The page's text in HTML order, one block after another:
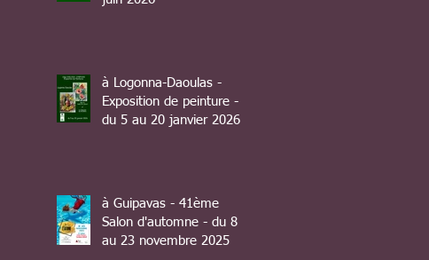
à Logonna-Daoulas -
Exposition de peinture -
du 5 au 20 janvier 2026
à Guipavas - 41ème
Salon d'automne - du 8
au 23 novembre 2025